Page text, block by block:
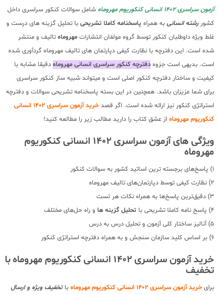
آزمون سراسری 1402 انسانی کنکوریوم مهروماه
شامل سوالات کنکور سراسری داخل
کشوررشته انسانی به همراه پاسخنامه کاملا تشریحی با تحلیل گزینه های درست و
غلط ویژه داوطلبان کنکور توسط گروه مولفان انتشارات مهروماه تالیف و منتشر
شده است. این دفترچه با نظارت کیفی دپارتمان های تالیف مهروماه گردآوری شده
است. بدیهی است جزوه دفترچه کنکور سراسری انسانی مهروماه دقیقا مشابه با
کیفیت و ساختار دفترچه کنکور اصلی است و میتواند شبیه ساز کنکور سراسری
برای شما عزیزان باشد. همچنین در این بسته پاسخنامه تشریحی سوالات و دفترچه
استراتژی کنکور نیز ارائه شده است. اگر قصد
خرید آزمون سراسری 1402 انسانی
کنکوریوم مهروماه از عشق کتاب را دارید مطالب زیر را مطالعه کنید!
ویژگی های آزمون سراسری 1402 انسانی کنکوریوم
مهروماه
1) پاسخ‌های برجسته ترین اساتید کشور به سوالات کنکور
2) نظارت کیفی توسط دپارتمان‌های تالیف مهروماه
3) دقیق‌ترین پاسخ‌ها به همراه نکات هر تست
4) پاسخ نامه کاملا تشریحی با
تحلیل گزینه ها و راه حل‌های مختلف
5) آنالیز ساختار کلی آزمون و تحلیل درس به درس
6) بر اساس کلید سازمان سنجش و به همراه دفترچه استراتژی کنکور
خرید آزمون سراسری 1402 انسانی کنکوریوم مهروماه با
تخفیف
برای خرید آزمون سراسری 1402 انسانی کنکوریوم مهروماه باتخفیف ویژه و ارسال